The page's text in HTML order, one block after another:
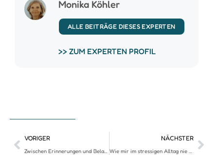
Monika Köhler
ALLE BEITRÄGE DIESES EXPERTEN
>> ZUM EXPERTEN PROFIL
VORIGER
Zwischen Erinnerungen und Belastung – Ein entspannter Umgang mit Kinderkunst
NÄCHSTER
Wie mir im stressigen Alltag nie die Outfit-Ideen ausgehen (und warum Struktur im Kleiderschrank alles verändert)